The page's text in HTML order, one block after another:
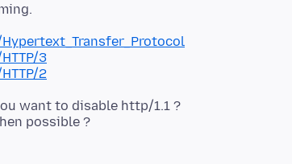
3
2
want to disable http/1.1 ?